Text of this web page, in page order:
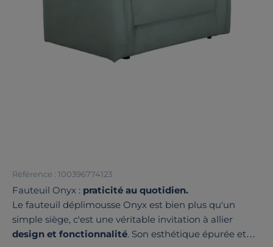
Référence : 100396774123
Fauteuil Onyx : praticité au quotidien.
Le fauteuil déplimousse Onyx est bien plus qu'un
simple siège, c'est une véritable invitation à allier
design et fonctionnalité. Son esthétique épurée et